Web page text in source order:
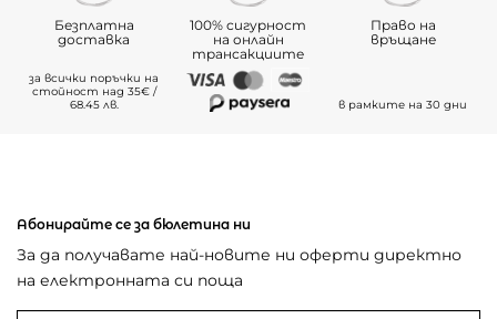
Безплатна
доставка
за всички поръчки на
стойност над 35€ /
68.45 лв.
100% сигурност
на онлайн
трансакциите
Право на
връщане
в рамките на 30 дни
Абонирайте се за бюлетина ни
За да получавате най-новите ни оферти директно
на електронната си поща